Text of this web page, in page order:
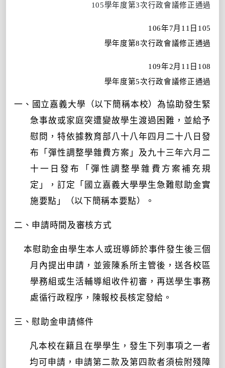
105學年度第3次行政會議修正通過
106年7月 11 日 105
學年度第8次行政會議修正通過
109年2月 11 日 108
學年度第5次行政會議修正通過
一、國立嘉義大學（以下簡稱本校）為協助發生緊
急事故或家庭突遭變故學生渡過困難，並給予
慰問 ，特依據教育部八十八年四月二十八日發
布「彈性調整學雜費方案」及九十三年六月二
十一日發布「彈性調整學雜費方案補充規
定」，訂定「國立嘉義大學學生急難慰助金實
施要點」（以下簡稱本要點）。
二、 申請時間及審核方式
本慰助金由學生本人或班導師於事件發生後三個
月內提出申請，並簽陳系所主管後，送各校區
學務組或生活輔導組收件初審，再送學生事務
處循行政程序，陳報校長核定發給。
三、慰助金申請條件
凡本校在籍且在學學生，發生下列事項之一者
均可申請 ， 申請第二款及第四款者須檢附殘障